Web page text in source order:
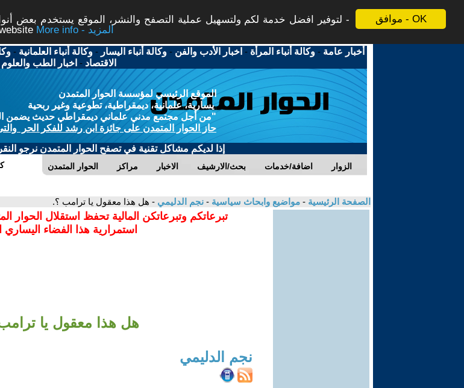
موافق - OK
لتوفير افضل خدمة لكم ولتسهيل عملية التصفح والنشر، الموقع يستخدم بعض
More info - المزيد
أخبار عامة -وكالة أنباء المرأة - اخبار الأدب والفن -وكالة أنباء اليسار -وكالة أنباء العلمانية -
الاقتصاد - اخبار الطب والعلوم
الموقع الرئيسي لمؤسسة الحوار المتمدن
يسارية، علمانية، ديمقراطية، تطوعية وغير ربحية
"من أجل مجتمع مدني علماني ديمقراطي حديث يضمن
حاز الحوار المتمدن على جائزة ابن رشد للفكر الحر
إذا لديكم مشاكل تقنية في تصفح الحوار المتمدن نرجو
الحوار المتمدن مراكز الاخبار بحث/الارشيف اضافة/خدمات الزوار
الصفحة الرئيسية - مواضيع وابحاث سياسية - نجم الدليمي - هل هذا معقول يا ترامب ؟.
تبرعاتكم وتبرعاتكن المالية تحفظ استقلال الحوار
استمرارية هذا الفضاء اليساري
هل هذا معقول يا
نجم الدليمي